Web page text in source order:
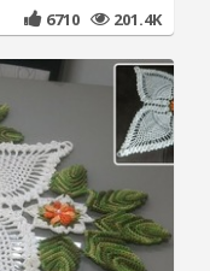
6710 201.4K